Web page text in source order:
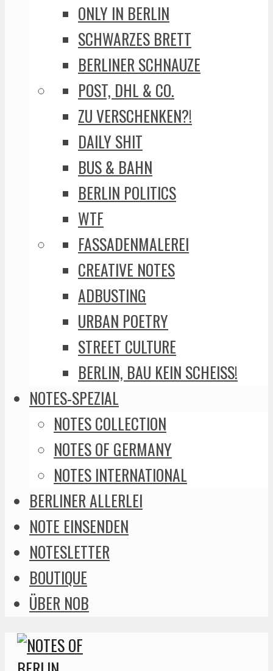
ONLY IN BERLIN
SCHWARZES BRETT
BERLINER SCHNAUZE
POST, DHL & CO.
ZU VERSCHENKEN?!
DAILY SHIT
BUS & BAHN
BERLIN POLITICS
WTF
FASSADENMALEREI
CREATIVE NOTES
ADBUSTING
URBAN POETRY
STREET CULTURE
BERLIN, BAU KEIN SCHEISS!
NOTES-SPEZIAL
NOTES COLLECTION
NOTES OF GERMANY
NOTES INTERNATIONAL
BERLINER ALLERLEI
NOTE EINSENDEN
NOTESLETTER
BOUTIQUE
ÜBER NOB